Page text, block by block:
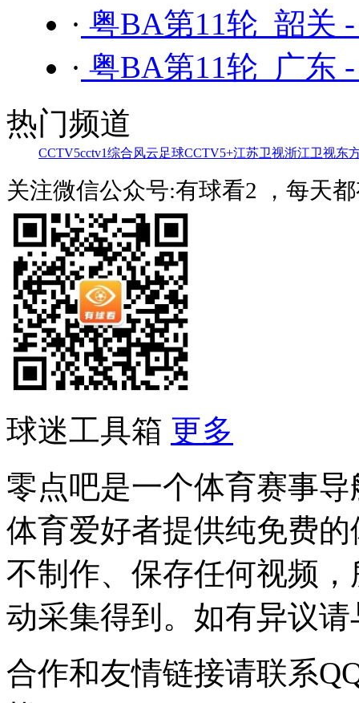
· 粤BA第11轮 韶关
· 粤BA第11轮 广东
热门频道
CCTV5cctv1综合风云足球CCTV5+江苏卫视浙江卫视东
关注微信公众号:有球看2 ，每天
球迷工具箱 更多
零点吧是一个体育赛事
体育爱好者提供纯免费
不制作、保存任何视频
动采集得到。如有异议
合作和友情链接请联系